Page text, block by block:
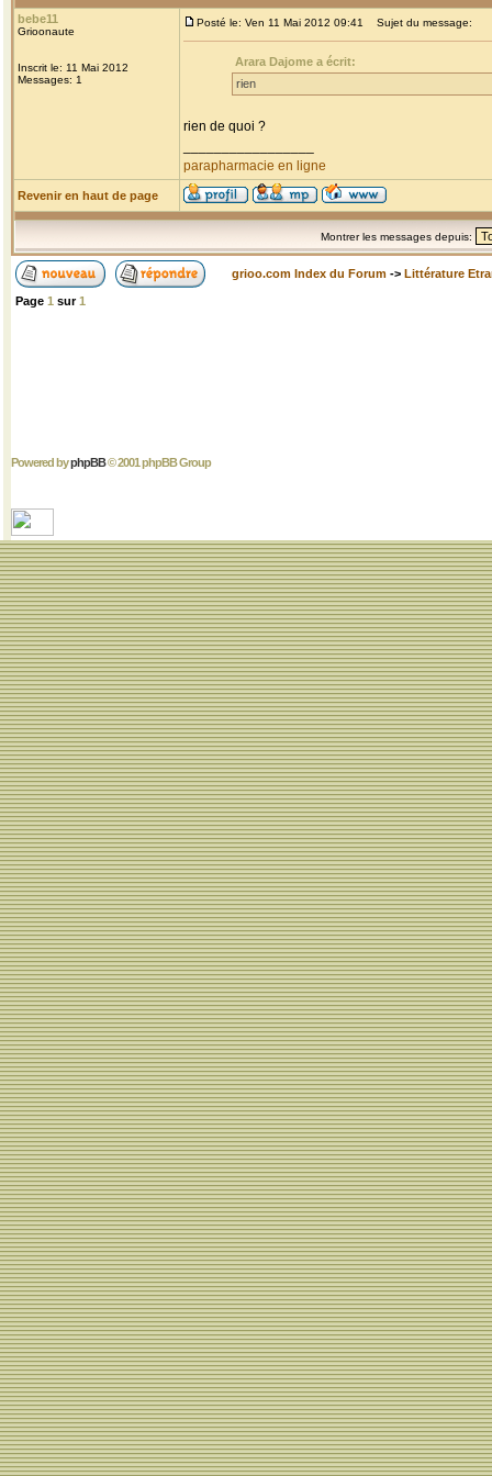
bebe11
Grioonaute
Inscrit le: 11 Mai 2012
Messages: 1
Posté le: Ven 11 Mai 2012 09:41 Sujet du message:
Arara Dajome a écrit:
rien
rien de quoi ?
parapharmacie en ligne
Revenir en haut de page
Montrer les messages depuis:
grioo.com Index du Forum -> Littérature
Page 1 sur1
Powered byphpBB© 2001 phpBB Group